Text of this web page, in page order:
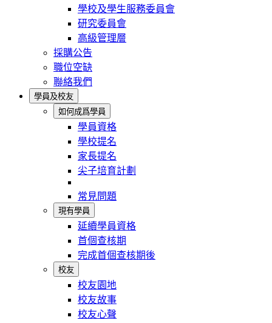
學校及學生服務委員會
研究委員會
高級管理層
採購公告
職位空缺
聯絡我們
學員及校友
如何成爲學員
學員資格
學校提名
家長提名
尖子培育計劃
常見問題
現有學員
延續學員資格
首個查核期
完成首個查核期後
校友
校友園地
校友故事
校友心聲